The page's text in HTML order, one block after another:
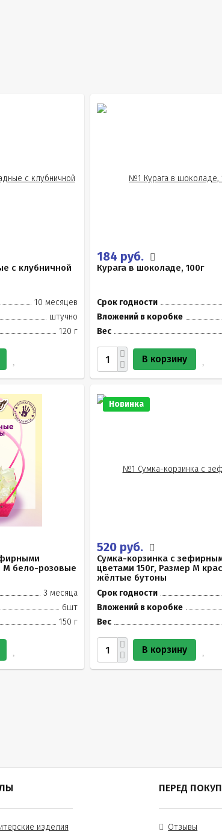
с клубничной
10 месяцев
штучно
120 г
184 руб.
Курага в шоколаде, 100г
Срок годности
Вложений в коробке
Вес
В корзину
М бело-розовые
3 месяца
6шт
150 г
Новинка
520 руб.
Сумка-корзинка с
цветами 150г, Размер М
жёлтые бутоны
Срок годности
Вложений в коробке
Вес
В корзину
изделия
ПЕРЕД
Отзывы